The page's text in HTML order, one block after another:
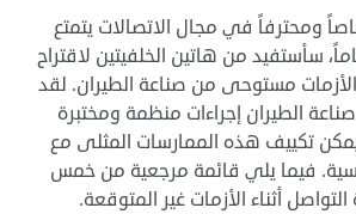
ومحترفاً في مجال الاتصالات يتمتع
تزيد عن 25 عاماً، سأستفيد من هاتين الخلفيتين لاقتراح
مستوحى من صناعة الطيران. لقد
الطيران إجراءات منظمة ومختبرة
ويمكن تكييف هذه الممارسات المثلى مع
فيما يلي قائمة مرجعية من خمس
أثناء الأزمات غير المتوقعة.